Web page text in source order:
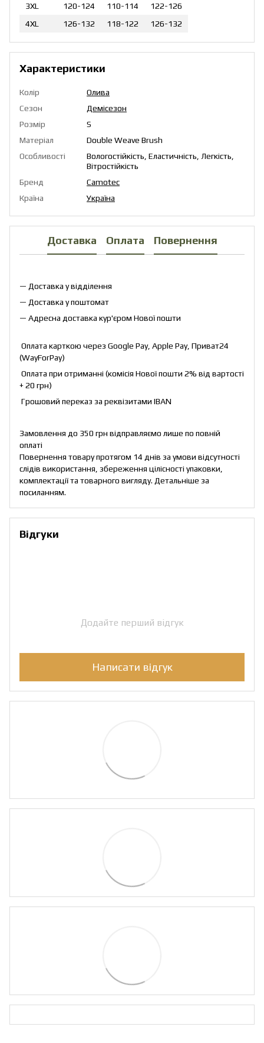
3XL
120-124 110-114
122-126
4XL
126-132 118-122 126-132
Характеристики
Колір
Олива
Сезон
Демісезон
Розмір
S
Матеріал
Double Weave Brush
Особливості
Вологостійкість, Еластичність, Легкість,
Вітростійкість
Бренд
Camotec
Країна
Україна
Доставка Оплата Повернення
— Доставка у відділення
— Доставка у поштомат
— Адресна доставка кур'єром Нової пошти
Оплата карткою через Google Pay, Apple Pay, Приват24
(WayForPay)
Оплата при отриманні (комісія Нової пошти 2% від вартості
+ 20 грн)
Грошовий переказ за реквізитами IBAN
Замовлення до 350 грн відправляємо лише по повній
оплаті
Повернення товару протягом 14 днів за умови відсутності
слідів використання, збереження цілісності упаковки,
комплектації та товарного вигляду. Детальніше за
посиланням.
Відгуки
Додайте перший відгук
Написати відгук